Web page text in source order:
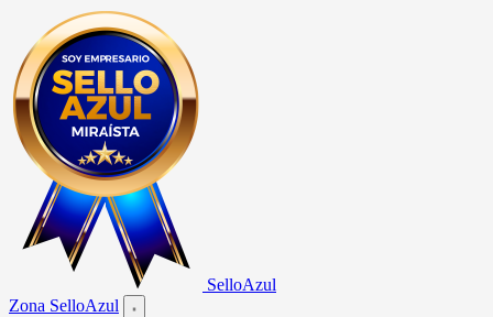
SelloAzul
Zona SelloAzul
Open main menu